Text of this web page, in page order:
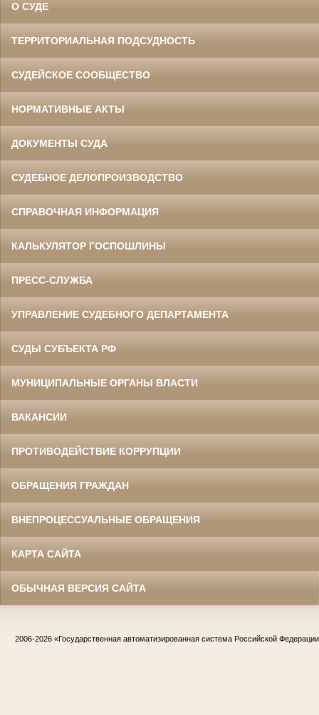
О СУДЕ
ТЕРРИТОРИАЛЬНАЯ ПОДСУДНОСТЬ
СУДЕЙСКОЕ СООБЩЕСТВО
НОРМАТИВНЫЕ АКТЫ
ДОКУМЕНТЫ СУДА
СУДЕБНОЕ ДЕЛОПРОИЗВОДСТВО
СПРАВОЧНАЯ ИНФОРМАЦИЯ
КАЛЬКУЛЯТОР ГОСПОШЛИНЫ
ПРЕСС-СЛУЖБА
УПРАВЛЕНИЕ СУДЕБНОГО ДЕПАРТАМЕНТА
СУДЫ СУБЪЕКТА РФ
МУНИЦИПАЛЬНЫЕ ОРГАНЫ ВЛАСТИ
ВАКАНСИИ
ПРОТИВОДЕЙСТВИЕ КОРРУПЦИИ
ОБРАЩЕНИЯ ГРАЖДАН
ВНЕПРОЦЕССУАЛЬНЫЕ ОБРАЩЕНИЯ
КАРТА САЙТА
ОБЫЧНАЯ ВЕРСИЯ САЙТА
2006-2026 «Государственная автоматизированная система Российской